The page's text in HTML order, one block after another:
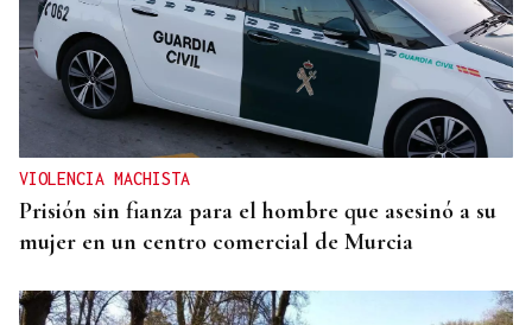
VIOLENCIA MACHISTA
Prisión sin fianza para el hombre que asesinó a su
mujer en un centro comercial de Murcia